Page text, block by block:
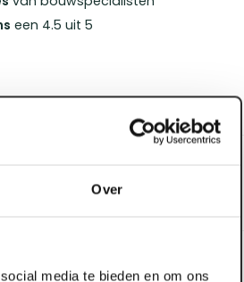
Over
media te bieden en om ons
een 4.5 uit 5
XL-Panel